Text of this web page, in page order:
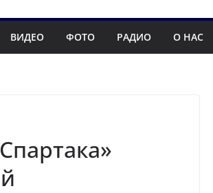
ВИДЕО ФОТО РАДИО О НАС